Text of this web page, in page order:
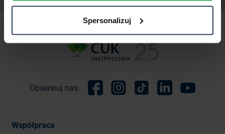
Spersonalizuj
Obserwuj nas:
Współpraca